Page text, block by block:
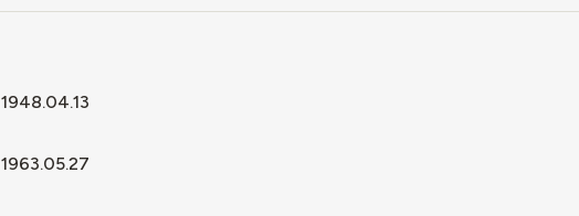
1948.04.13
1963.05.27